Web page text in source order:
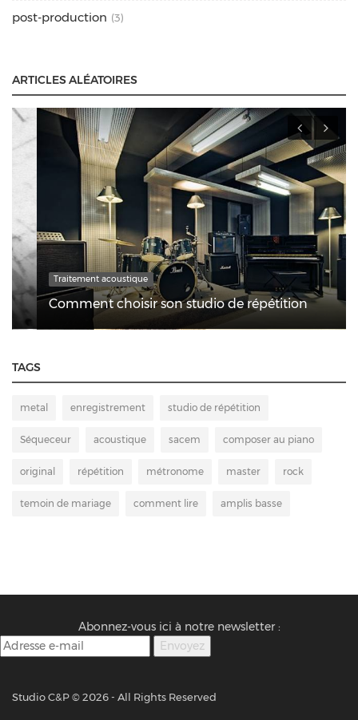
post-production (3)
ARTICLES ALÉATOIRES
Traitement acoustique
Comment choisir son studio de répétition
TAGS
metal enregistrement studio de répétition
Séqueceur acoustique sacem composer au piano
original répétition métronome master rock
temoin de mariage comment lire amplis basse
Abonnez-vous ici à notre newsletter :
Studio C&P ©2026 - All Rights Reserved